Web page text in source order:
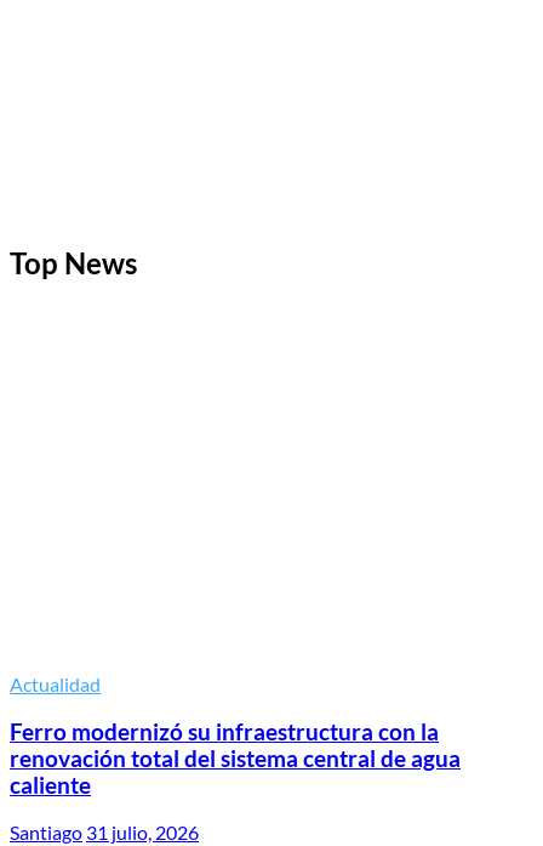
Top News
Actualidad
Ferro modernizó su infraestructura con la
renovación total del sistema central de agua
caliente
Santiago 31 julio, 2026